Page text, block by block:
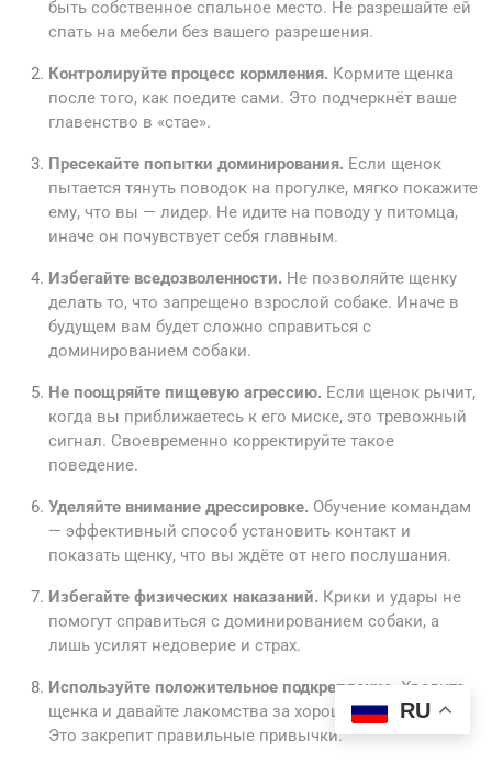
быть собственное спальное место. Не разрешайте ей
спать на мебели без вашего разрешения.
Контролируйте процесс кормления. Кормите щенка
после того, как поедите сами. Это подчеркнёт ваше
главенство в «стае».
Пресекайте попытки доминирования. Если щенок
пытается тянуть поводок на прогулке, мягко покажите
ему, что вы — лидер. Не идите на поводу у питомца,
иначе он почувствует себя главным.
Избегайте вседозволенности. Не позволяйте щенку
делать то, что запрещено взрослой собаке. Иначе в
будущем вам будет сложно справиться с
доминированием собаки.
Не поощряйте пищевую агрессию. Если щенок рычит,
когда вы приближаетесь к его миске, это тревожный
сигнал. Своевременно корректируйте такое
поведение.
Уделяйте внимание дрессировке. Обучение командам
— эффективный способ установить контакт и
показать щенку, что вы ждёте от него послушания.
Избегайте физических наказаний. Крики и удары не
помогут справиться с доминированием собаки, а
лишь усилят недоверие и страх.
Используйте положительное подкрепление. Хвалите
щенка и давайте лакомства за хорошее поведение.
Это закрепит правильные привычки.
RU